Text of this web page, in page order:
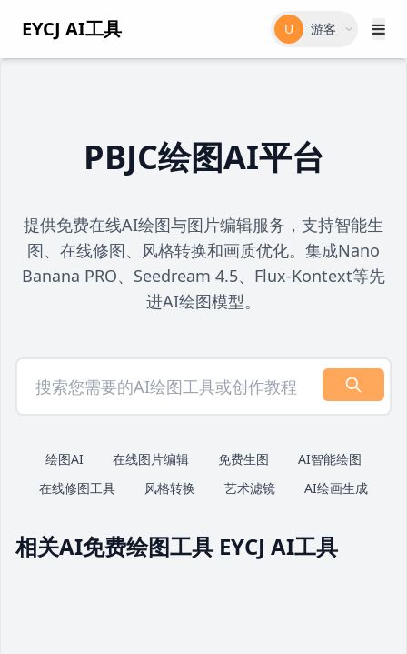
EYCJ AI工具 U 游客
PBJC绘图AI平台
提供免费在线AI绘图与图片编辑服务，支持智能生
图、在线修图、风格转换和画质优化。集成Nano
Banana PRO、Seedream 4.5、Flux-Kontext等先
进AI绘图模型。
绘图AI 在线图片编辑 免费生图
AI智能绘图
在线修图工具
风格转换 艺术滤镜 AI绘画生成
相关AI免费绘图工具 EYCJ AI工具